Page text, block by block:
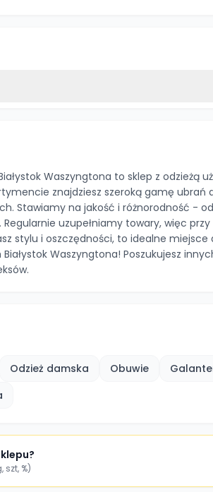
Waszyngtona to sklep z odzieżą
znajdziesz szeroką gamę
Stawiamy na jakość i różnorodność -
uzupełniamy towary, więc
stylu i oszczędności, to idealne miejsce
Waszyngtona! Poszukujesz
Odzież damska Obuwie
szt, %)